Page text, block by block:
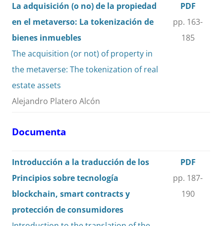
La adquisición (o no) de la propiedad
en el metaverso: La tokenización de
bienes inmuebles
The acquisition (or not) of property in
the metaverse: The tokenization of real
estate assets
Alejandro Platero Alcón
PDF
pp. 163-
185
Documenta
Introducción a la traducción de los
Principios sobre tecnología
blockchain, smart contracts y
protección de consumidores
PDF
pp. 187-
190